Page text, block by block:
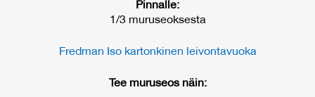
Pinnalle:
1/3 muruseoksesta
Fredman Iso kartonkinen leivontavuoka
Tee muruseos näin: